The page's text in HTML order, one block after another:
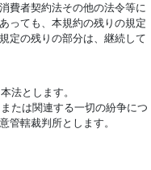
費者契約法その他の法令等に
っても、本規約の残りの規定
定の残りの部分は、継続して
法とします。
たは関連する一切の紛争につ
管轄裁判所とします。